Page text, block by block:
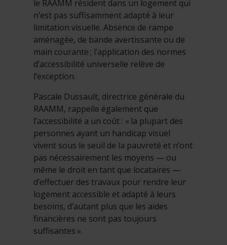
le RAAMM résident dans un logement qui
n’est pas suffisamment adapté à leur
limitation visuelle. Absence de rampe
aménagée, de bande avertissante ou de
main courante ; l’application des normes
d’accessibilité universelle relève de
l’exception.
Pascale Dussault, directrice générale du
RAAMM, rappelle également que
l’accessibilité a un coût : « la plupart des
personnes ayant un handicap visuel
vivent sous le seuil de la pauvreté et n’ont
pas nécessairement les moyens — ou
même le droit en tant que locataires —
d’effectuer des travaux pour rendre leur
logement accessible et adapté à leurs
besoins, d’autant plus que les aides
financières ne sont pas toujours
suffisantes ».